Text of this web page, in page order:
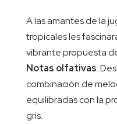
A las amantes de la
tropicales les
vibrante propuesta
Notas olfativas:
combinación de
equilibradas con la
gris.